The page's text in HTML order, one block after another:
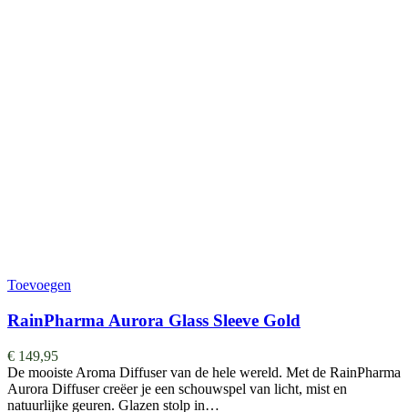
Toevoegen
RainPharma Aurora Glass Sleeve Gold
€ 149,95
De mooiste Aroma Diffuser van de hele wereld. ​​​​​​​​Met de RainPharma
Aurora Diffuser creëer je een schouwspel van licht, mist en
natuurlijke geuren. Glazen stolp in…